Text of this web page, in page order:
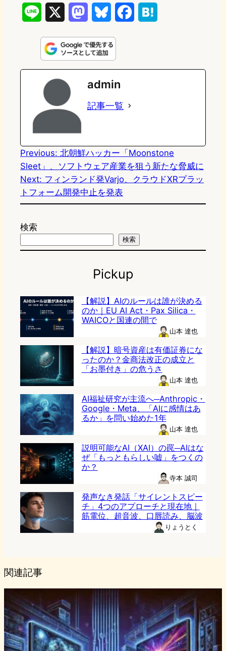
n
e
s
t
o
d
n
u
e
s
k
e
k
e
admin
記事一覧
Previous: 北朝鮮ハッカー「Moonstone
Sleet」、ソフトウェア産業を狙う新たな脅威に
Next: フィンランド発Varjo、クラウドXRプラッ
トフォーム開発中止を発表
検索
検索
Pickup
【解説】AIのルールは誰が決める
のか｜EU AI Act・Pax Silica・
WAICOと国連の間で
山本 達也
【解説】暗号資産は有価証券にな
ったのか？金商法改正の成立と
「お墨付き」の危うさ
山本 達也
AI福祉研究が主流へ─Anthropic・
Google・Meta、「AIに感情はあ
るか」を問い始めた1年
山本 達也
説明可能なAI（XAI）の罠─AIはな
ぜ「もっともらしい嘘」をつくの
か？
寺本 誠司
発声なき発話「サイレントスピー
チ」4つのアプローチと現在地｜
筋電位、超音波、口唇読み、脳波
りょうとく
関連記事